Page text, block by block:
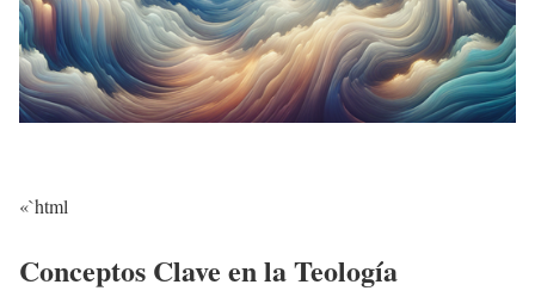
«`html
Conceptos Clave en la Teología